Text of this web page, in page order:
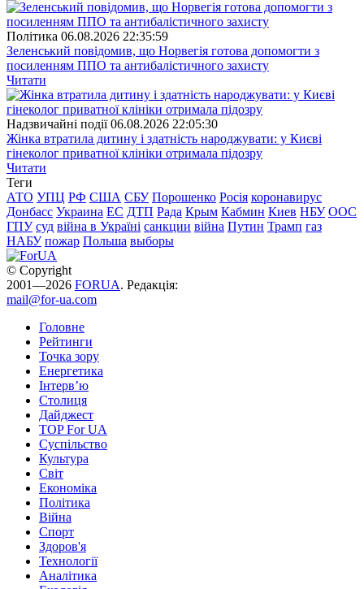
Полiтика 06.08.2026 22:35:59
Зеленський повідомив, що Норвегія готова допомогти з
посиленням ППО та антибалістичного захисту
Читати
Надзвичайні події 06.08.2026 22:05:30
Жінка втратила дитину і здатність народжувати: у Києві
гінеколог приватної клініки отримала підозру
Читати
Теги
АТО УПЦ РФ США СБУ Порошенко Росія коронавирус
Донбасс Украина ЕС ДТП Рада Крым Кабмин Киев НБУ ООС
ГПУ суд війна в Україні санкции війна Путин Трамп газ
НАБУ пожар Польша выборы
© Copyright
2001—2026 FORUA. Редакція:
mail@for-ua.com
Головне
Рейтинги
Точка зору
Енергетика
Інтерв’ю
Столиця
Дайджест
TOP For UA
Суспiльство
Культура
Світ
Економіка
Політика
Війна
Спорт
Здоров'я
Технології
Аналітика